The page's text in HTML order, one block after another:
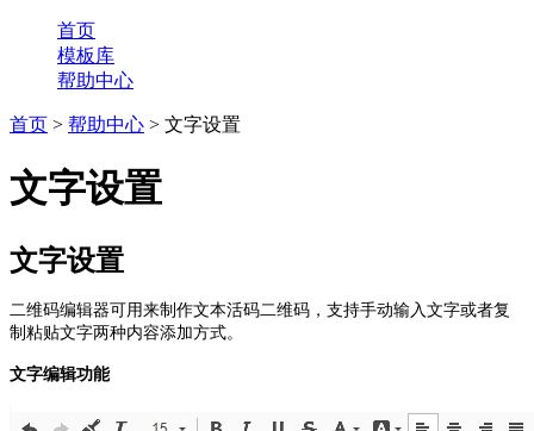
首页
模板库
帮助中心
首页 > 帮助中心 > 文字设置
文字设置
文字设置
二维码编辑器可用来制作文本活码二维码，支持手动输入文字或者复
制粘贴文字两种内容添加方式。
文字编辑功能